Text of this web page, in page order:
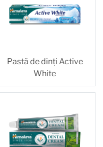
Pastă de dinți Active
White